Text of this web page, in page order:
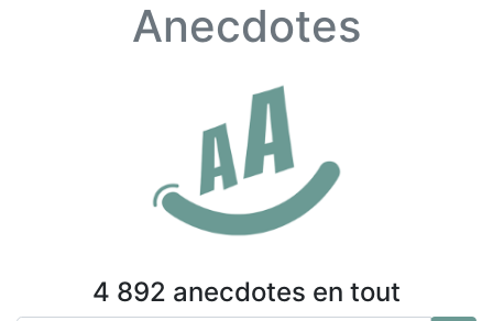
Anecdotes
4 892 anecdotes en tout